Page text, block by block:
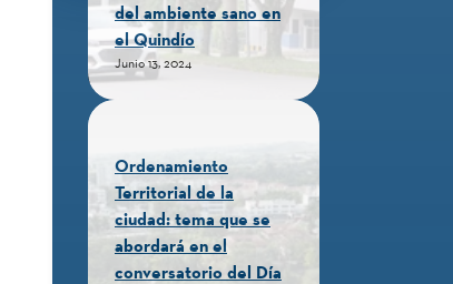
del ambiente sano en
el Quindío
Junio 13, 2024
Ordenamiento
Territorial de la
ciudad: tema que se
abordará en el
conversatorio del Día